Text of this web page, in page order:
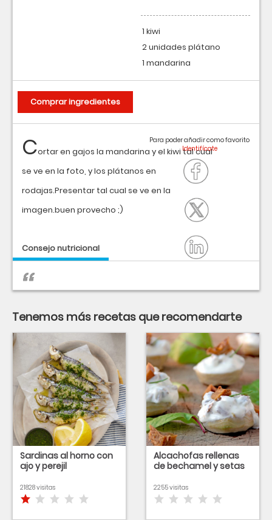
Cortar en gajos la mandarina y el kiwi tal cual
se ve en la foto, y los plátanos en
rodajas.Presentar tal cual se ve en la
imagen.buen provecho ;)
Consejo nutricional
Para poder añadir como favorito
1 kiwi
2 unidades plátano
1 mandarina
Comprar ingredientes
Tenemos más recetas que recomendarte
Sardinas al horno con
ajo y perejil
21828 visitas
Alcachofas rellenas
de bechamel y setas
2255 visitas